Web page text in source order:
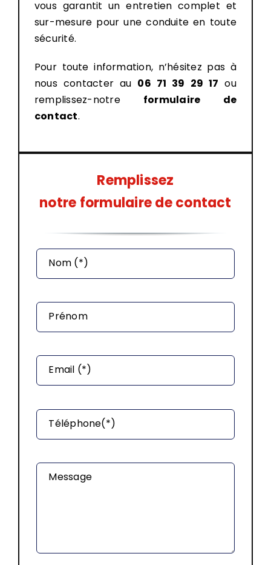
vous garantit un entretien complet et
sur-mesure pour une conduite en toute
sécurité.
Pour toute information, n’hésitez pas à
nous contacter au 06 71 39 29 17 ou
remplissez-notre formulaire de
contact.
Remplissez
notre formulaire de contact
Nom (*)
Prénom
Email (*)
Téléphone(*)
Message